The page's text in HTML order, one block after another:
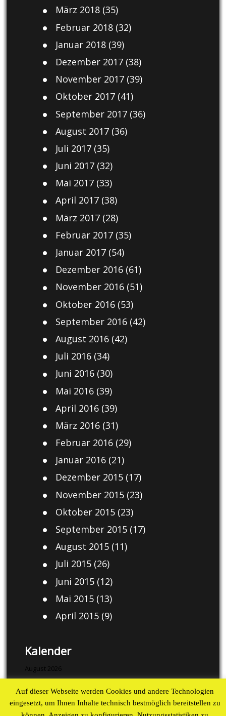
März 2018(35)
Februar 2018(32)
Januar 2018(39)
Dezember 2017(38)
November 2017(39)
Oktober 2017(41)
September 2017(36)
August 2017(36)
Juli 2017(35)
Juni 2017(32)
Mai 2017(33)
April 2017(38)
März 2017(28)
Februar 2017(35)
Januar 2017(54)
Dezember 2016(61)
November 2016(51)
Oktober 2016(53)
September 2016(42)
August 2016(42)
Juli 2016(34)
Juni 2016(30)
Mai 2016(39)
April 2016(39)
März 2016(31)
Februar 2016(29)
Januar 2016(21)
Dezember 2015(17)
November 2015(23)
Oktober 2015(23)
September 2015(17)
August 2015(11)
Juli 2015(26)
Juni 2015(12)
Mai 2015(13)
April 2015(9)
Kalender
August 2026
M D M D F S
S
1
2
Auf dieser Webseite werden Cookies und andere Technologien
eingesetzt, um Ihnen Inhalte technisch bestmöglich bereitstellen zu